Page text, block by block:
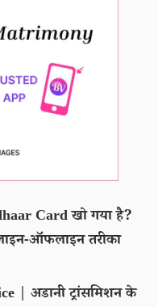
Card खो गया है?
ऑफलाइन तरीका
| अडानी ट्रांसमिशन के